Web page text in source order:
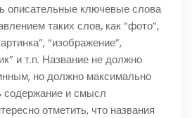
описательные ключевые слова
таких слов, как “фото”,
“изображение”,
и т.п. Название не должно
но должно максимально
содержание и смысл
отметить, что названия